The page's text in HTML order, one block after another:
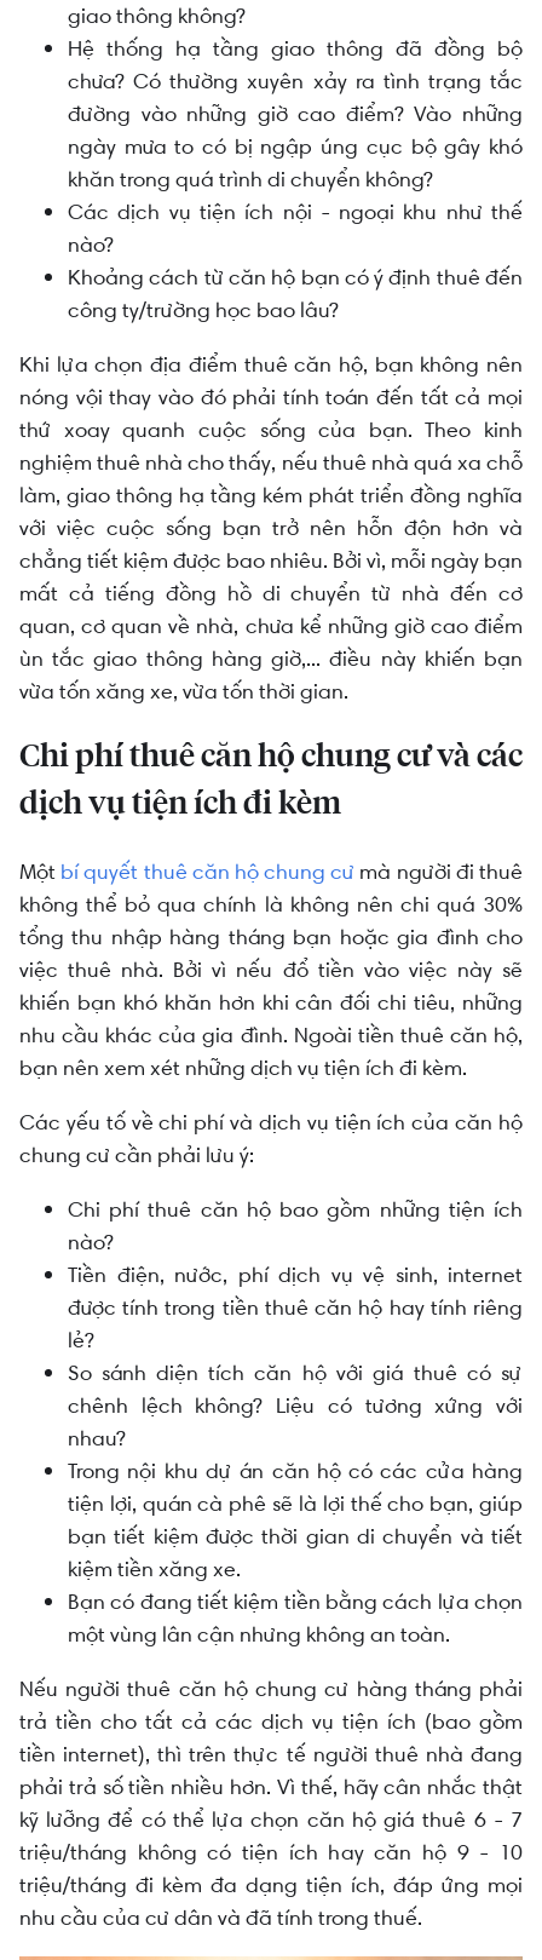
giao thông không?
Hệ thống hạ tầng giao thông đã đồng bộ
chưa? Có thường xuyên xảy ra tình trạng tắc
đường vào những giờ cao điểm? Vào những
ngày mưa to có bị ngập úng cục bộ gây khó
khăn trong quá trình di chuyển không?
Các dịch vụ tiện ích nội - ngoại khu như thế
nào?
Khoảng cách từ căn hộ bạn có ý định thuê đến
công ty/trường học bao lâu?
Khi lựa chọn địa điểm thuê căn hộ, bạn không nên
nóng vội thay vào đó phải tính toán đến tất cả mọi
thứ xoay quanh cuộc sống của bạn. Theo kinh
nghiệm thuê nhà cho thấy, nếu thuê nhà quá xa chỗ
làm, giao thông hạ tầng kém phát triển đồng nghĩa
với việc cuộc sống bạn trở nên hỗn độn hơn và
chẳng tiết kiệm được bao nhiêu. Bởi vì, mỗi ngày bạn
mất cả tiếng đồng hồ di chuyển từ nhà đến cơ
quan, cơ quan về nhà, chưa kể những giờ cao điểm
ùn tắc giao thông hàng giờ,... điều này khiến bạn
vừa tốn xăng xe, vừa tốn thời gian.
Chi phí thuê căn hộ chung cư và các
dịch vụ tiện ích đi kèm
Một bí quyết thuê căn hộ chung cư mà người đi thuê
không thể bỏ qua chính là không nên chi quá 30%
tổng thu nhập hàng tháng bạn hoặc gia đình cho
việc thuê nhà. Bởi vì nếu đổ tiền vào việc này sẽ
khiến bạn khó khăn hơn khi cân đối chi tiêu, những
nhu cầu khác của gia đình. Ngoài tiền thuê căn hộ,
bạn nên xem xét những dịch vụ tiện ích đi kèm.
Các yếu tố về chi phí và dịch vụ tiện ích của căn hộ
chung cư cần phải lưu ý:
Chi phí thuê căn hộ bao gồm những tiện ích
nào?
Tiền điện, nước, phí dịch vụ vệ sinh, internet
được tính trong tiền thuê căn hộ hay tính riêng
lẻ?
So sánh diện tích căn hộ với giá thuê có sự
chênh lệch không? Liệu có tương xứng với
nhau?
Trong nội khu dự án căn hộ có các cửa hàng
tiện lợi, quán cà phê sẽ là lợi thế cho bạn, giúp
bạn tiết kiệm được thời gian di chuyển và tiết
kiệm tiền xăng xe.
Bạn có đang tiết kiệm tiền bằng cách lựa chọn
một vùng lân cận nhưng không an toàn.
Nếu người thuê căn hộ chung cư hàng tháng phải
trả tiền cho tất cả các dịch vụ tiện ích (bao gồm
tiền internet), thì trên thực tế người thuê nhà đang
phải trả số tiền nhiều hơn. Vì thế, hãy cân nhắc thật
kỹ lưỡng để có thể lựa chọn căn hộ giá thuê 6 - 7
triệu/tháng không có tiện ích hay căn hộ 9 - 10
triệu/tháng đi kèm đa dạng tiện ích, đáp ứng mọi
nhu cầu của cư dân và đã tính trong thuế.